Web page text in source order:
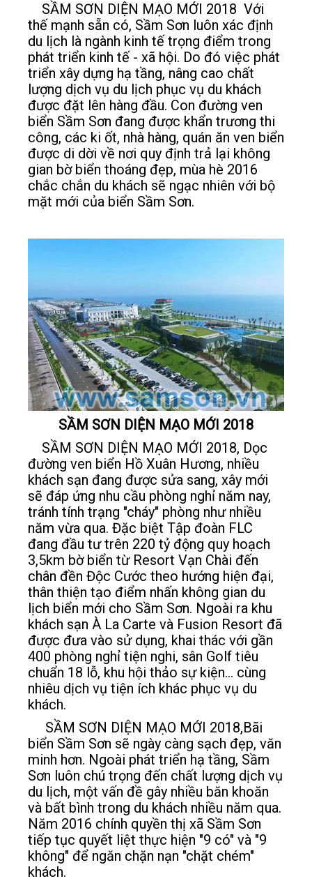
SẦM SƠN DIỆN MẠO MỚI 2018 Với
thế mạnh sẵn có, Sầm Sơn luôn xác định
du lịch là ngành kinh tế trọng điểm trong
phát triển kinh tế - xã hội. Do đó việc phát
triển xây dựng hạ tầng, nâng cao chất
lượng dịch vụ du lịch phục vụ du khách
được đặt lên hàng đầu. Con đường ven
biển Sầm Sơn đang được khẩn trương thi
công, các ki ốt, nhà hàng, quán ăn ven biển
được di dời về nơi quy định trả lại không
gian bờ biển thoáng đẹp, mùa hè 2016
chắc chắn du khách sẽ ngạc nhiên với bộ
mặt mới của biển Sầm Sơn.
SẦM SƠN DIỆN MẠO MỚI 2018
SẦM SƠN DIỆN MẠO MỚI 2018, Dọc
đường ven biển Hồ Xuân Hương, nhiều
khách sạn đang được sửa sang, xây mới
sẽ đáp ứng nhu cầu phòng nghỉ năm nay,
tránh tính trạng "cháy" phòng như nhiều
năm vừa qua. Đặc biệt Tập đoàn FLC
đang đầu tư trên 220 tỷ động quy hoạch
3,5km bờ biển từ Resort Vạn Chài đến
chân đền Độc Cước theo hướng hiện đại,
thân thiện tạo điểm nhấn không gian du
lịch biển mới cho Sầm Sơn. Ngoài ra khu
khách sạn À La Carte và Fusion Resort đã
được đưa vào sử dụng, khai thác với gần
400 phòng nghỉ tiện nghi, sân Golf tiêu
chuẩn 18 lỗ, khu hội thảo sự kiện... cùng
nhiêu dịch vụ tiện ích khác phục vụ du
khách.
SẦM SƠN DIỆN MẠO MỚI 2018,Bãi
biển Sầm Sơn sẽ ngày càng sạch đẹp, văn
minh hơn. Ngoài phát triển hạ tầng, Sầm
Sơn luôn chú trọng đến chất lượng dịch vụ
du lịch, một vấn đề gây nhiều băn khoăn
và bất bình trong du khách nhiều năm qua.
Năm 2016 chính quyền thị xã Sầm Sơn
tiếp tục quyết liệt thực hiện "9 có" và "9
không" để ngăn chặn nạn "chặt chém"
khách.